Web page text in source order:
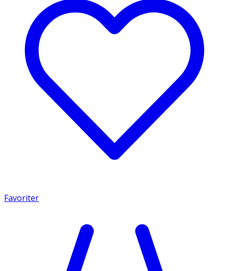
Favoriter